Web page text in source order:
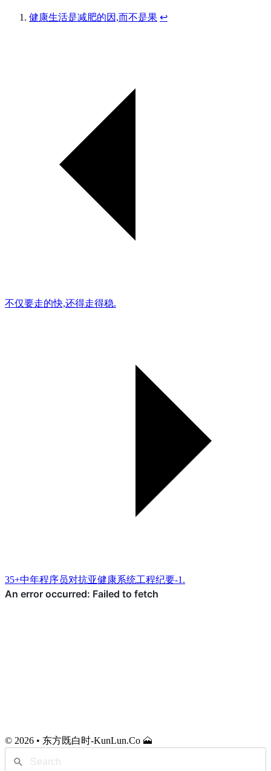
健康生活是减肥的因,而不是果 ↩
不仅要走的快,还得走得稳.
35+中年程序员对抗亚健康系统工程纪要-1.
© 2026 • 东方既白时-KunLun.Co 🗻